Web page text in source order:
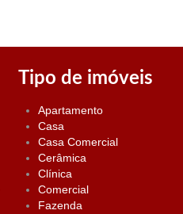
Tipo de imóveis
Apartamento
Casa
Casa Comercial
Cerâmica
Clínica
Comercial
Fazenda